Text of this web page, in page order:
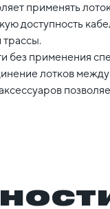
применять
доступность
трассы.
без применения
лотков